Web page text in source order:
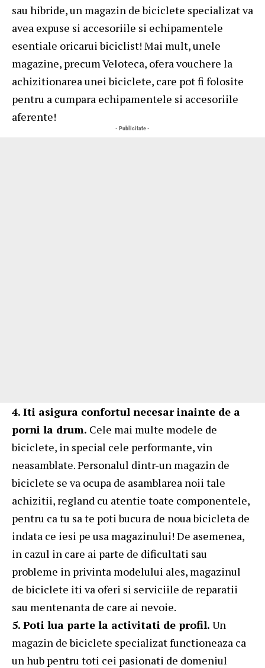
sau hibride, un magazin de biciclete specializat va
avea expuse si accesoriile si echipamentele
esentiale oricarui biciclist! Mai mult, unele
magazine, precum Veloteca, ofera vouchere la
achizitionarea unei biciclete, care pot fi folosite
pentru a cumpara echipamentele si accesoriile
aferente!
- Publicitate -
4. Iti asigura confortul necesar inainte de a
porni la drum. Cele mai multe modele de
biciclete, in special cele performante, vin
neasamblate. Personalul dintr-un magazin de
biciclete se va ocupa de asamblarea noii tale
achizitii, regland cu atentie toate componentele,
pentru ca tu sa te poti bucura de noua bicicleta de
indata ce iesi pe usa magazinului! De asemenea,
in cazul in care ai parte de dificultati sau
probleme in privinta modelului ales, magazinul
de biciclete iti va oferi si serviciile de reparatii
sau mentenanta de care ai nevoie.
5. Poti lua parte la activitati de profil. Un
magazin de biciclete specializat functioneaza ca
un hub pentru toti cei pasionati de domeniul